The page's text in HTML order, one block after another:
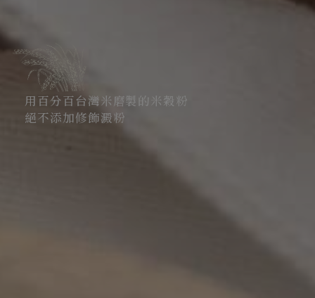
用百分百台灣米磨製的米穀粉
絕不添加修飾澱粉